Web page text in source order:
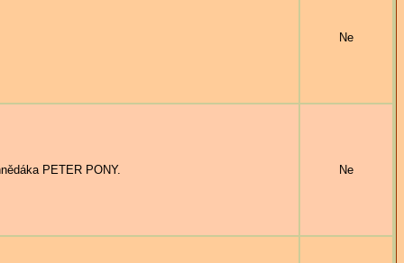
Ne
PETER PONY. Ne